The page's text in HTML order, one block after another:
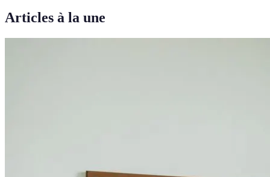
Articles à la une